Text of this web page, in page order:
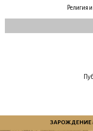
Религия
ЗАРОЖДЕНИЕ